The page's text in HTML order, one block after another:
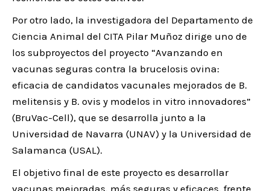
Por otro lado, la investigadora del Departamento de
Ciencia Animal del CITA Pilar Muñoz dirige uno de
los subproyectos del proyecto “Avanzando en
vacunas seguras contra la brucelosis ovina:
eficacia de candidatos vacunales mejorados de B.
melitensis y B. ovis y modelos in vitro innovadores”
(BruVac-Cell), que se desarrolla junto a la
Universidad de Navarra (UNAV) y la Universidad de
Salamanca (USAL).
El objetivo final de este proyecto es desarrollar
vacunas mejoradas, más seguras y eficaces, frente